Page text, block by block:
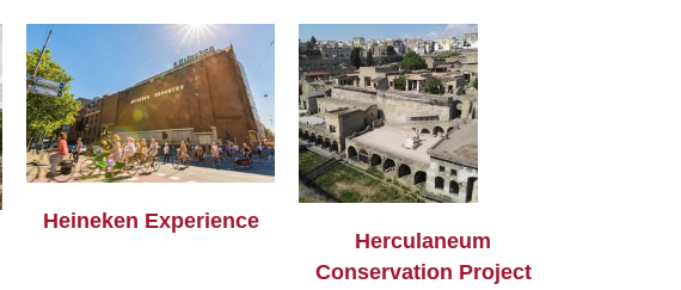
Heineken Experience
Herculaneum
Conservation Project